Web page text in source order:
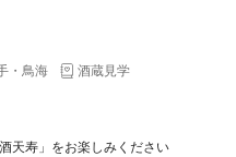
・鳥海
酒蔵見学
天寿」をお楽しみください